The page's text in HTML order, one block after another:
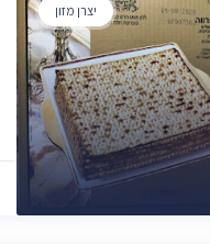
יצרן מזון